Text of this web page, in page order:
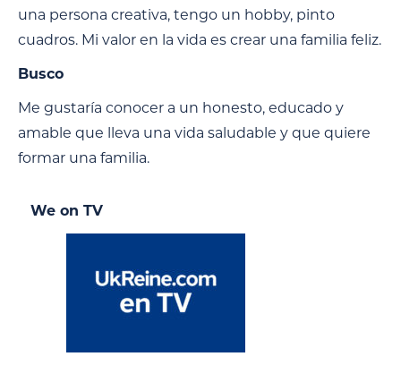
una persona creativa, tengo un hobby, pinto
cuadros. Mi valor en la vida es crear una familia feliz.
Busco
Me gustaría conocer a un honesto, educado y
amable que lleva una vida saludable y que quiere
formar una familia.
We on TV